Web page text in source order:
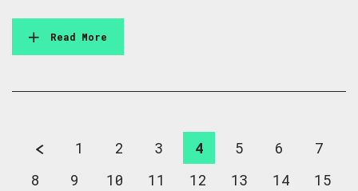
Read More
1 2 3 4 5 6
7
8
9 10 11 12 13 14
15